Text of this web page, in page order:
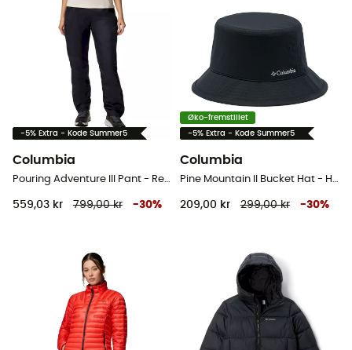
-5% Extra - Kode Summer5
Columbia
Pouring Adventure III Pant - Regnbukser - Damer
559,03 kr 799,00 kr -30%
Øko-fremstillet
-5% Extra - Kode Summer5
Columbia
Pine Mountain II Bucket Hat - Hat
209,00 kr 299,00 kr -30%